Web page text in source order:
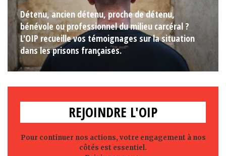
Détenu, ancien détenu, proche de détenu,
bénévole ou professionnel du milieu carcéral ?
L'OIP recueille vos témoignages sur la situation
dans les prisons françaises.
REJOINDRE L'OIP
Pour continuer nos actions, votre engagement à nos
côtés est essentiel.